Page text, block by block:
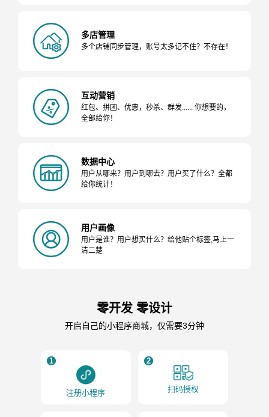
多店管理
多个店铺同步管理，账号太多记不住？不存在！
互动营销
红包、拼团、优惠，秒杀、群发...... 你想要的，
全部给你！
数据中心
用户从哪来？用户到哪去？用户买了什么？全都
给你统计！
用户画像
用户是谁？用户想买什么？给他贴个标签,马上一
清二楚
零开发 零设计
开启自己的小程序商城，仅需要3分钟
1
注册小程序
2
扫码授权